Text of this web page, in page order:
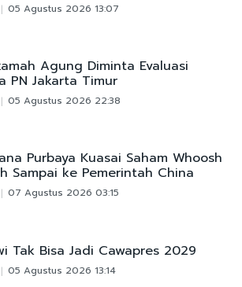
05 Agustus 2026 13:07
Agung Diminta Evaluasi
PN Jakarta Timur
05 Agustus 2026 22:38
Purbaya Kuasai Saham Whoosh
Sampai ke Pemerintah China
07 Agustus 2026 03:15
Tak Bisa Jadi Cawapres 2029
05 Agustus 2026 13:14